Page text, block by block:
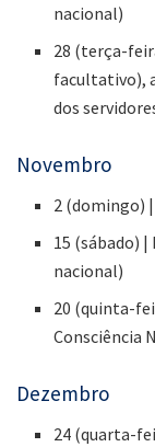
nacional)
28 (terça-
facultativo),
dos
Novembro
2 (domingo)
15 (sábado)
nacional)
20 (quinta-
Consciência
Dezembro
24 (quarta-